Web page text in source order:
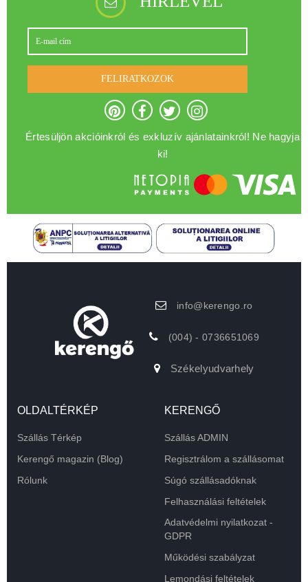
FELIRATKOZOK
Értesüljön akcióinkról és exkluzív ajánlatainkról! Ne hagyja
ki!
info@kerengo.ro
(004) - 0736651069
Székelyudvarhely
OLDALTÉRKÉP
Szállás Térkép
Kerengő magazin (Blog)
Rólunk
KERENGŐ
Szállás ADMIN
Regisztrálom a szállásomat
Súgó szállásadóknak
Felhasználási feltételek
Adatvédelmi nyilatkozat -
GDPR
Működési szabályzat
Lemondási feltételek